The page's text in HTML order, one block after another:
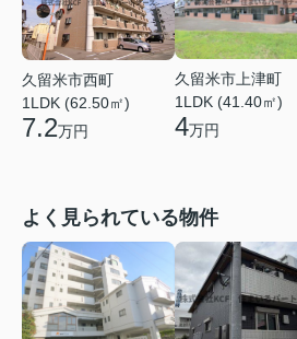
久留米市西町
1LDK (62.50㎡)
7.2万円
久留米市上津町
1LDK (41.40㎡)
4万円
よく見られている物件